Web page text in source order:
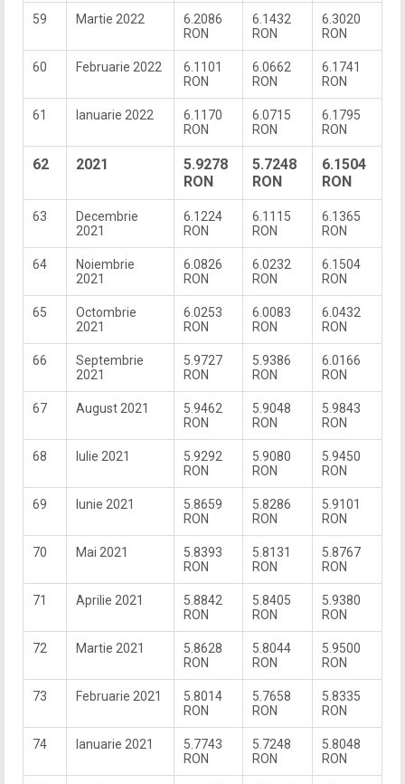
59 Martie 2022
6.2086
RON
6.1432
RON
6.3020
RON
60 Februarie 2022
6.1101
RON
6.0662
RON
6.1741
RON
61 Ianuarie 2022
6.1170
RON
6.0715
RON
6.1795
RON
62 2021
5.9278
RON
5.7248
RON
6.1504
RON
63
Decembrie
2021
6.1224
RON
6.1115
RON
6.1365
RON
64
Noiembrie
2021
6.0826
RON
6.0232
RON
6.1504
RON
65
Octombrie
2021
6.0253
RON
6.0083
RON
6.0432
RON
66
Septembrie
2021
5.9727
RON
5.9386
RON
6.0166
RON
67 August 2021
5.9462
RON
5.9048
RON
5.9843
RON
68 Iulie 2021
5.9292
RON
5.9080
RON
5.9450
RON
69 Iunie 2021
5.8659
RON
5.8286
RON
5.9101
RON
70 Mai 2021
5.8393
RON
5.8131
RON
5.8767
RON
71 Aprilie 2021
5.8842
RON
5.8405
RON
5.9380
RON
72 Martie 2021
5.8628
RON
5.8044
RON
5.9500
RON
73 Februarie 2021
5.8014
RON
5.7658
RON
5.8335
RON
74 Ianuarie 2021
5.7743
RON
5.7248
RON
5.8048
RON